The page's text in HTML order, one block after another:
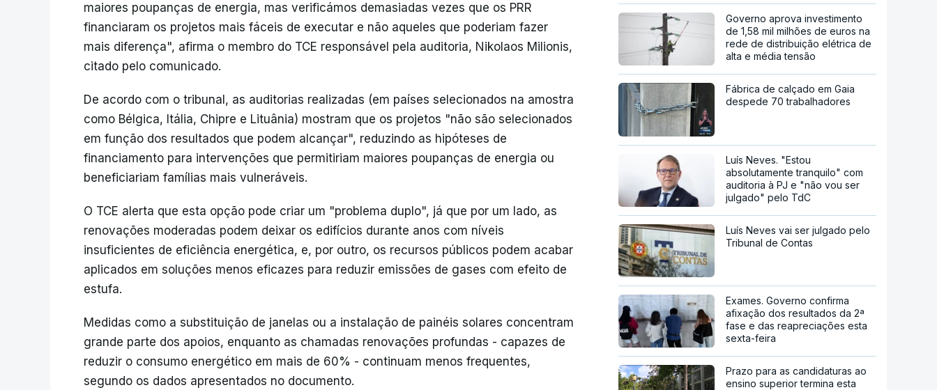
maiores poupanças de energia, mas verificámos demasiadas vezes que os PRR
financiaram os projetos mais fáceis de executar e não aqueles que poderiam fazer
mais diferença", afirma o membro do TCE responsável pela auditoria, Nikolaos Milionis,
citado pelo comunicado.
De acordo com o tribunal, as auditorias realizadas (em países selecionados na amostra
como Bélgica, Itália, Chipre e Lituânia) mostram que os projetos "não são selecionados
em função dos resultados que podem alcançar", reduzindo as hipóteses de
financiamento para intervenções que permitiriam maiores poupanças de energia ou
beneficiariam famílias mais vulneráveis.
O TCE alerta que esta opção pode criar um "problema duplo", já que por um lado, as
renovações moderadas podem deixar os edifícios durante anos com níveis
insuficientes de eficiência energética, e, por outro, os recursos públicos podem acabar
aplicados em soluções menos eficazes para reduzir emissões de gases com efeito de
estufa.
Medidas como a substituição de janelas ou a instalação de painéis solares concentram
grande parte dos apoios, enquanto as chamadas renovações profundas - capazes de
reduzir o consumo energético em mais de 60% - continuam menos frequentes,
segundo os dados apresentados no documento.
Governo aprova investimento
de 1,58 mil milhões de euros na
rede de distribuição elétrica de
alta e média tensão
Fábrica de calçado em Gaia
despede 70 trabalhadores
Luís Neves. "Estou
absolutamente tranquilo" com
auditoria à PJ e "não vou ser
julgado" pelo TdC
Luís Neves vai ser julgado pelo
Tribunal de Contas
Exames. Governo confirma
afixação dos resultados da 2ª
fase e das reapreciações esta
sexta-feira
Prazo para as candidaturas ao
ensino superior termina esta